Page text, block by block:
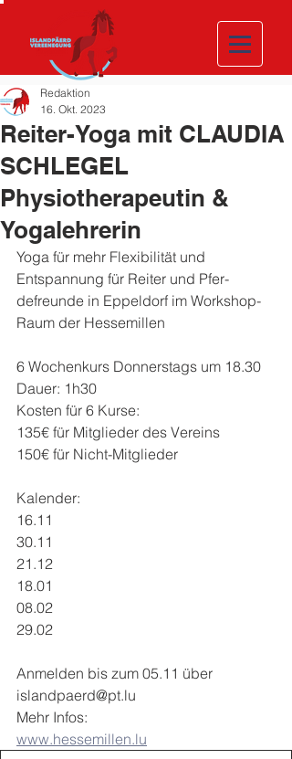
Reiter-Yoga mit CLAUDIA
SCHLEGEL
Physiotherapeutin &
Yogalehrerin
Redaktion
16. Okt. 2023
Yoga für mehr Flexibilität und
Entspannung für Reiter und Pfer-
defreunde in Eppeldorf im Workshop-
Raum der Hessemillen
6 Wochenkurs Donnerstags um 18.30
Dauer: 1h30
Kosten für 6 Kurse:
135€ für Mitglieder des Vereins
150€ für Nicht-Mitglieder
Kalender:
16.11
30.11
21.12
18.01
08.02
29.02
Anmelden bis zum 05.11 über
islandpaerd@pt.lu
Mehr Infos:
www.hessemillen.lu